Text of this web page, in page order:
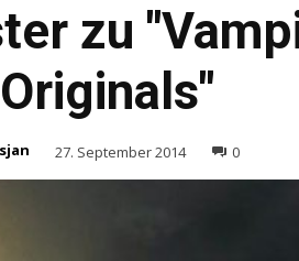
zu
27. September 2014 0